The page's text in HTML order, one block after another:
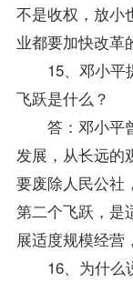
不是收权，放小
业都要加快改革
15、邓小平
飞跃是什么？
答：邓小平曾
发展，从长远的
要废除人民公社
第二个飞跃，是
展适度规模经营
16、为什么